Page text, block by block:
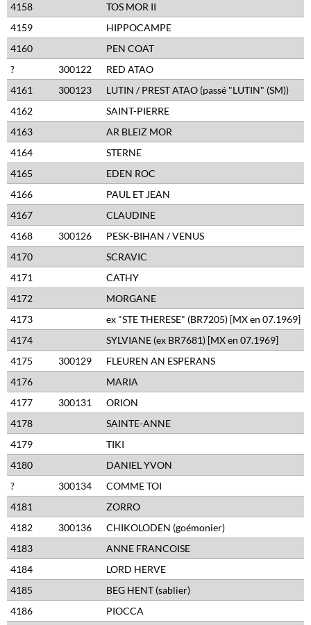
4158
TOS MOR II
4159
HIPPOCAMPE
4160
PEN COAT
?
300122
RED ATAO
4161
300123
LUTIN / PREST ATAO (passé "LUTIN" (SM))
4162
SAINT-PIERRE
4163
AR BLEIZ MOR
4164
STERNE
4165
EDEN ROC
4166
PAUL ET JEAN
4167
CLAUDINE
4168
300126
PESK-BIHAN / VENUS
4170
SCRAVIC
4171
CATHY
4172
MORGANE
4173
ex "STE THERESE" (BR7205) [MX en 07.1969]
4174
SYLVIANE (ex BR7681) [MX en 07.1969]
4175
300129
FLEUREN AN ESPERANS
4176
MARIA
4177
300131
ORION
4178
SAINTE-ANNE
4179
TIKI
4180
DANIEL YVON
?
300134
COMME TOI
4181
ZORRO
4182
300136
CHIKOLODEN (goémonier)
4183
ANNE FRANCOISE
4184
LORD HERVE
4185
BEG HENT (sablier)
4186
PIOCCA